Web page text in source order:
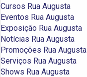
Cursos Rua Augusta
Eventos Rua Augusta
Exposição Rua Augusta
Notícias Rua Augusta
Promoções Rua Augusta
Serviços Rua Augusta
Shows Rua Augusta